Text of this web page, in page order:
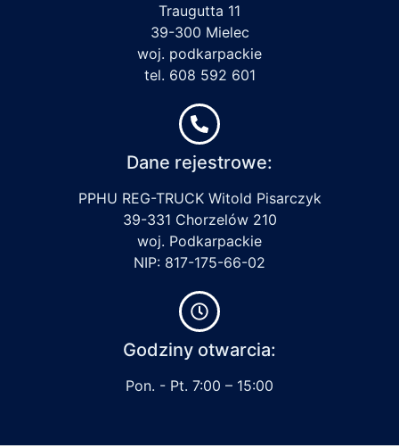
Traugutta 11
39-300 Mielec
woj. podkarpackie
tel. 608 592 601
Dane rejestrowe:
PPHU REG-TRUCK Witold Pisarczyk
39-331 Chorzelów 210
woj. Podkarpackie
NIP: 817-175-66-02
Godziny otwarcia:
Pon. - Pt. 7:00 – 15:00